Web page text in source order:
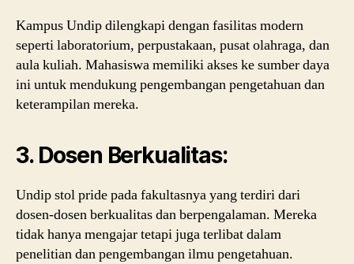
Kampus Undip dilengkapi dengan fasilitas modern
seperti laboratorium, perpustakaan, pusat olahraga, dan
aula kuliah. Mahasiswa memiliki akses ke sumber daya
ini untuk mendukung pengembangan pengetahuan dan
keterampilan mereka.
3. Dosen Berkualitas:
Undip stol pride pada fakultasnya yang terdiri dari
dosen-dosen berkualitas dan berpengalaman. Mereka
tidak hanya mengajar tetapi juga terlibat dalam
penelitian dan pengembangan ilmu pengetahuan.